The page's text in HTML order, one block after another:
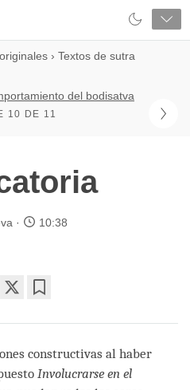
› Textos de sutra
del bodisatva
10 DE 11
10:38
constructivas al haber
Involucrarse en el